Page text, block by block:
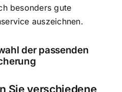
besonders gute
auszeichnen.
der passenden
Sie verschiedene